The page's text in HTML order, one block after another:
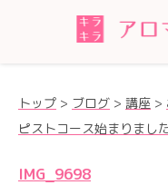
トップ > ブログ > 講座 >
ピストコース始まりまし
IMG_9698